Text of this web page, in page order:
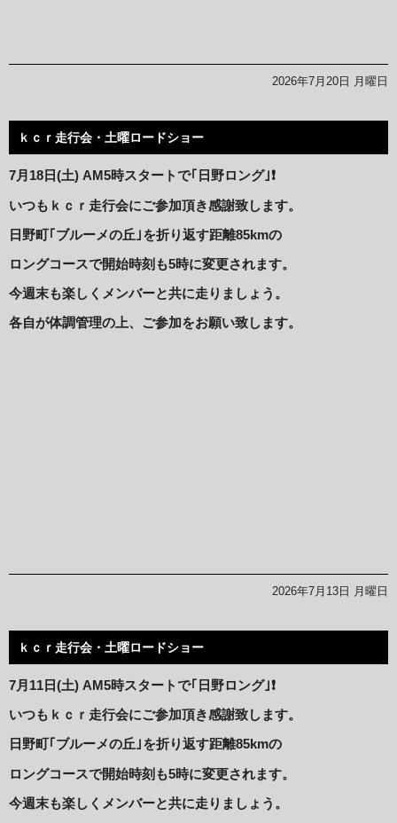
2026年7月20日 月曜日
ｋｃｒ走行会・土曜ロードショー
7月18日(土) AM5時スタートで｢日野ロング｣❗️
いつもｋｃｒ走行会にご参加頂き感謝致します。
日野町｢ブルーメの丘｣を折り返す距離85kmの
ロングコースで開始時刻も5時に変更されます。
今週末も楽しくメンバーと共に走りましょう。
各自が体調管理の上、ご参加をお願い致します。
2026年7月13日 月曜日
ｋｃｒ走行会・土曜ロードショー
7月11日(土) AM5時スタートで｢日野ロング｣❗️
いつもｋｃｒ走行会にご参加頂き感謝致します。
日野町｢ブルーメの丘｣を折り返す距離85kmの
ロングコースで開始時刻も5時に変更されます。
今週末も楽しくメンバーと共に走りましょう。